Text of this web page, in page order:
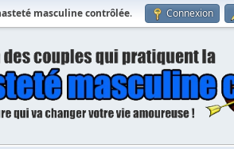
masculine contrôlée. Connexion